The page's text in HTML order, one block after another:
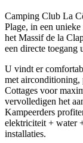
Camping Club La
Plage, in een
het Massif de la
een directe toegang
U vindt er
met airconditioning,
Cottages voor
vervolledigen het
Kampeerders
elektriciteit + water
installaties.